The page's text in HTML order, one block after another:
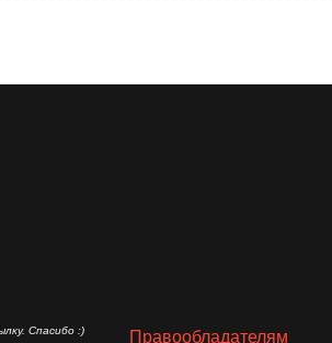
Спасибо :) Правообладателям